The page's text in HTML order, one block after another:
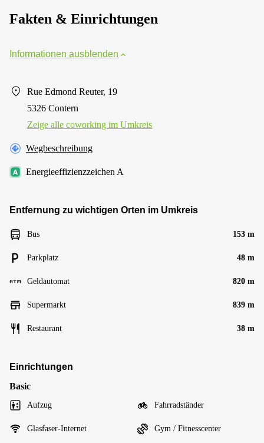
Fakten & Einrichtungen
Informationen ausblenden
Rue Edmond Reuter, 19
5326 Contern
Zeige alle сoworking im Umkreis
Wegbeschreibung
Energieeffizienzzeichen A
Entfernung zu wichtigen Orten im Umkreis
Bus 153 m
Parkplatz 48 m
Geldautomat 820 m
Supermarkt 839 m
Restaurant 38 m
Einrichtungen
Basic
Aufzug Fahrradständer
Glasfaser-Internet Gym / Fitnesscenter